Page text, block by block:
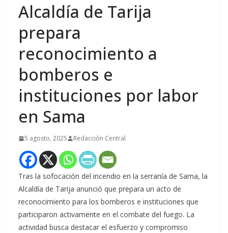
Alcaldía de Tarija
prepara
reconocimiento a
bomberos e
instituciones por labor
en Sama
5 agosto, 2025 Redacción Central
Tras la sofocación del incendio en la serranía de Sama, la
Alcaldía de Tarija anunció que prepara un acto de
reconocimiento para los bomberos e instituciones que
participaron activamente en el combate del fuego. La
actividad busca destacar el esfuerzo y compromiso